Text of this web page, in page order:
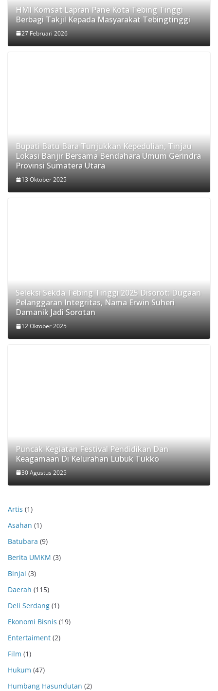
HMI Komsat Lapran Pane Kota Tebing Tinggi
Berbagi Takjil Kepada Masyarakat Tebingtinggi
27 Februari 2026
Bupati Batu Bara Tunjukkan Kepedulian, Tinjau
Lokasi Banjir Bersama Bendahara Umum Gerindra
Provinsi Sumatera Utara
13 Oktober 2025
Seleksi Sekda Tebing Tinggi 2025 Disorot: Dugaan
Pelanggaran Integritas, Nama Erwin Suheri
Damanik Jadi Sorotan
12 Oktober 2025
Puncak Kegiatan Festival Pendidikan Dan
Keagamaan Di Kelurahan Lubuk Tukko
30 Agustus 2025
Artis (1)
Asahan (1)
Batubara (9)
Berita UMKM (3)
Binjai (3)
Daerah (115)
Deli Serdang (1)
Ekonomi Bisnis (19)
Entertaiment (2)
Film (1)
Hukum (47)
Humbang Hasundutan (2)